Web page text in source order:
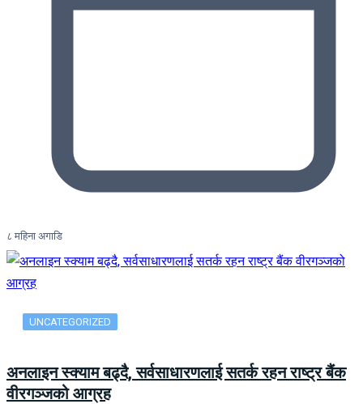
८ महिना अगाडि
UNCATEGORIZED
अनलाइन स्क्याम बढ्दै, सर्वसाधारणलाई सतर्क रहन राष्ट्र बैंक
वीरगञ्जको आग्रह